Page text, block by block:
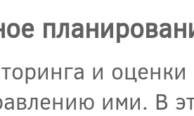
и
ими. В